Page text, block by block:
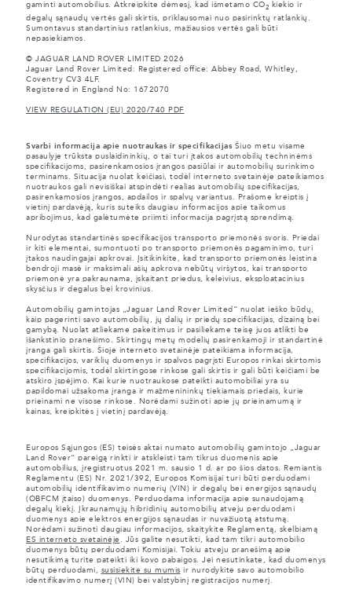
gaminti automobilius. Atkreipkite dėmesį, kad išmetamo CO2
kiekio ir
degalų sąnaudų vertės gali skirtis, priklausomai nuo pasirinktų ratlankių.
Sumontavus standartinius ratlankius, mažiausios vertės gali būti
nepasiekiamos.
© JAGUAR LAND ROVER LIMITED 2026
Jaguar Land Rover Limited: Registered office: Abbey Road, Whitley,
Coventry CV3 4LF.
Registered in England No: 1672070
VIEW REGULATION (EU) 2020/740 PDF
Svarbi informacija apie nuotraukas ir specifikacijasŠiuo metu visame
pasaulyje trūksta puslaidininkių, o tai turi įtakos automobilių techninėms
specifikacijoms, pasirenkamosios įrangos pasiūlai ir automobilių surinkimo
terminams. Situacija nuolat keičiasi, todėl interneto svetainėje pateikiamos
nuotraukos gali nevisiškai atspindėti realias automobilių specifikacijas,
pasirenkamosios įrangos, apdailos ir spalvų variantus. Prašome kreiptis į
vietinį pardavėją, kuris suteiks daugiau informacijos apie taikomus
apribojimus, kad galėtumėte priimti informacija pagrįstą sprendimą.
Nurodytas standartinės specifikacijos transporto priemonės svoris. Priedai
ir kiti elementai, sumontuoti po transporto priemonės pagaminimo, turi
įtakos naudingajai apkrovai. Įsitikinkite, kad transporto priemonės leistina
bendroji masė ir maksimali ašių apkrova nebūtų viršytos, kai transporto
priemonė yra pakraunama, įskaitant priedus, keleivius, eksploatacinius
skysčius ir degalus bei krovinius.
Automobilių gamintojas „Jaguar Land Rover Limited“ nuolat ieško būdų,
kaip pagerinti savo automobilių, jų dalių ir priedų specifikacijas, dizainą bei
gamybą. Nuolat atliekame pakeitimus ir pasiliekame teisę juos atlikti be
išankstinio pranešimo. Skirtingų metų modelių pasirenkamoji ir standartinė
įranga gali skirtis. Šioje interneto svetainėje pateikiama informacija,
specifikacijos, variklių duomenys ir spalvos pagrįsti Europos rinkai skirtomis
specifikacijomis, todėl skirtingose rinkose gali skirtis ir gali būti keičiami be
atskiro įspėjimo. Kai kurie nuotraukose pateikti automobiliai yra su
papildomai užsakoma įranga ir mažmenininkų tiekiamais priedais, kurie
prieinami ne visose rinkose. Norėdami sužinoti apie jų prieinamumą ir
kainas, kreipkitės į vietinį pardavėją.
Europos Sąjungos (ES) teisės aktai numato automobilių gamintojo „Jaguar
Land Rover“ pareigą rinkti ir atskleisti tam tikrus duomenis apie
automobilius, įregistruotus 2021 m. sausio 1 d. ar po šios datos. Remiantis
Reglamentu (ES) Nr. 2021/392, Europos Komisijai turi būti perduodami
automobilių identifikavimo numerių (VIN) ir degalų bei energijos sąnaudų
(OBFCM įtaiso) duomenys. Perduodama informacija apie sunaudojamą
degalų kiekį. Įkraunamųjų hibridinių automobilių atveju perduodami
duomenys apie elektros energijos sąnaudas ir nuvažiuotą atstumą.
Norėdami sužinoti daugiau informacijos, skaitykite Reglamentą, skelbiamą
ES interneto svetainėje . Jūs galite nesutikti, kad tam tikri automobilio
duomenys būtų perduodami Komisijai. Tokiu atveju pranešimą apie
nesutikimą turite pateikti iki kovo pabaigos. Jei nesutinkate, kad duomenys
būtų perduodami, susisiekite su mumis ir nurodykite savo automobilio
identifikavimo numerį (VIN) bei valstybinį registracijos numerį.